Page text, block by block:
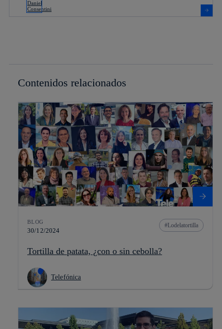
Contenidos relacionados
BLOG
30/12/2024
Lodelatortilla
Tortilla de patata, ¿con o sin cebolla?
Telefónica